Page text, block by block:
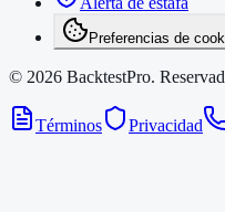
Preferencias de
© 2026 BacktestPro.
Términos Privacidad